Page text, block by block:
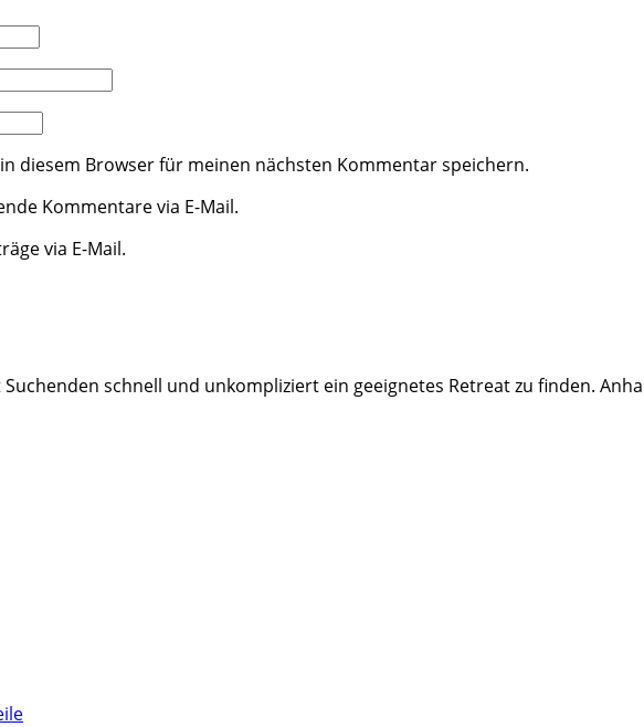
diesem Browser für meinen nächsten Kommentar speichern.
Kommentare via E-Mail.
via E-Mail.
schnell und unkompliziert ein geeignetes Retreat zu finden.